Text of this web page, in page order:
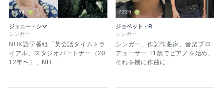
6359
ジェニー・シマ
シンガー
NHK語学番組「英会話タイムトラ
イアル」スタジオパートナー（20
12年〜）、NH…
7225
ジョベット・R
シンガー
シンガー、作詞作曲家、音楽プロ
デューサー 11歳でピアノを始め、
それを機に作曲に…